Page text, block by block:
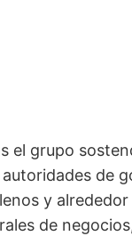
el grupo
de
y alrededor
de